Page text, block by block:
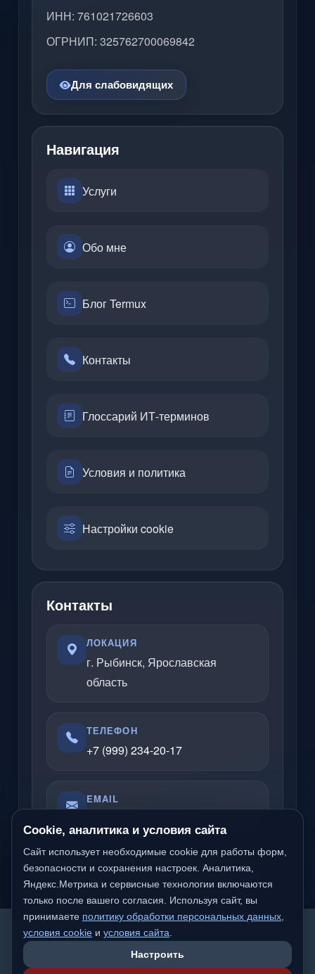
We detected you are likely not from a Russian-
speaking region. Would you like to switch to the
international version of the site?
ИНН: 761021726603
ОГРНИП: 325762700069842
Для слабовидящих
Навигация
Услуги
Обо мне
Блог Termux
Контакты
Глоссарий ИТ-терминов
Условия и политика
Настройки cookie
Контакты
ЛОКАЦИЯ
г. Рыбинск, Ярославская
область
ТЕЛЕФОН
+7 (999) 234-20-17
EMAIL
Отвечаю по вопросам услуг, сайтов,
серверов, облачных решений и
компьютерной помощи.
Cookie, аналитика и условия сайта
Сайт использует необходимые cookie для работы форм,
безопасности и сохранения настроек. Аналитика,
Яндекс.Метрика и сервисные технологии включаются
только после вашего согласия. Используя сайт, вы
принимаете политику обработки персональных данных
условия cookie и условия сайта
Настроить